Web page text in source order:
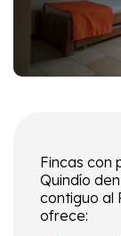
Fincas con
Quindío
contiguo al
ofrece: